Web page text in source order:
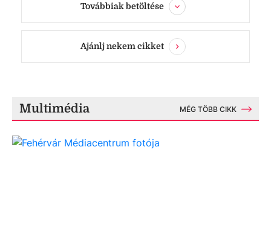
Továbbiak betöltése
Ajánlj nekem cikket
Multimédia MÉG TÖBB CIKK